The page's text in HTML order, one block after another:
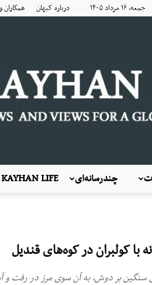
درباره کیهان همکاران
KAYHAN LIFE چندرسانه‌ای
کولبران در کوه‌های قندیل
سنگین بر دوش، به آن سوی مرز در رفت‌ و